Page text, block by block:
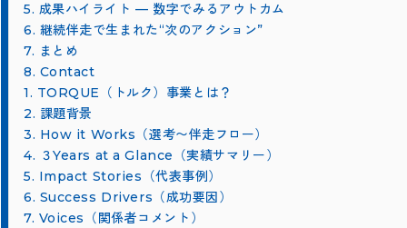
5. 成果ハイライト — 数字でみるアウトカム
6. 継続伴走で生まれた“次のアクション”
7. まとめ
8. Contact
1. TORQUE（トルク）事業とは？
2. 課題背景
3. How it Works（選考〜伴走フロー）
4. ３Years at a Glance（実績サマリー）
5. Impact Stories（代表事例）
6. Success Drivers（成功要因）
7. Voices（関係者コメント）